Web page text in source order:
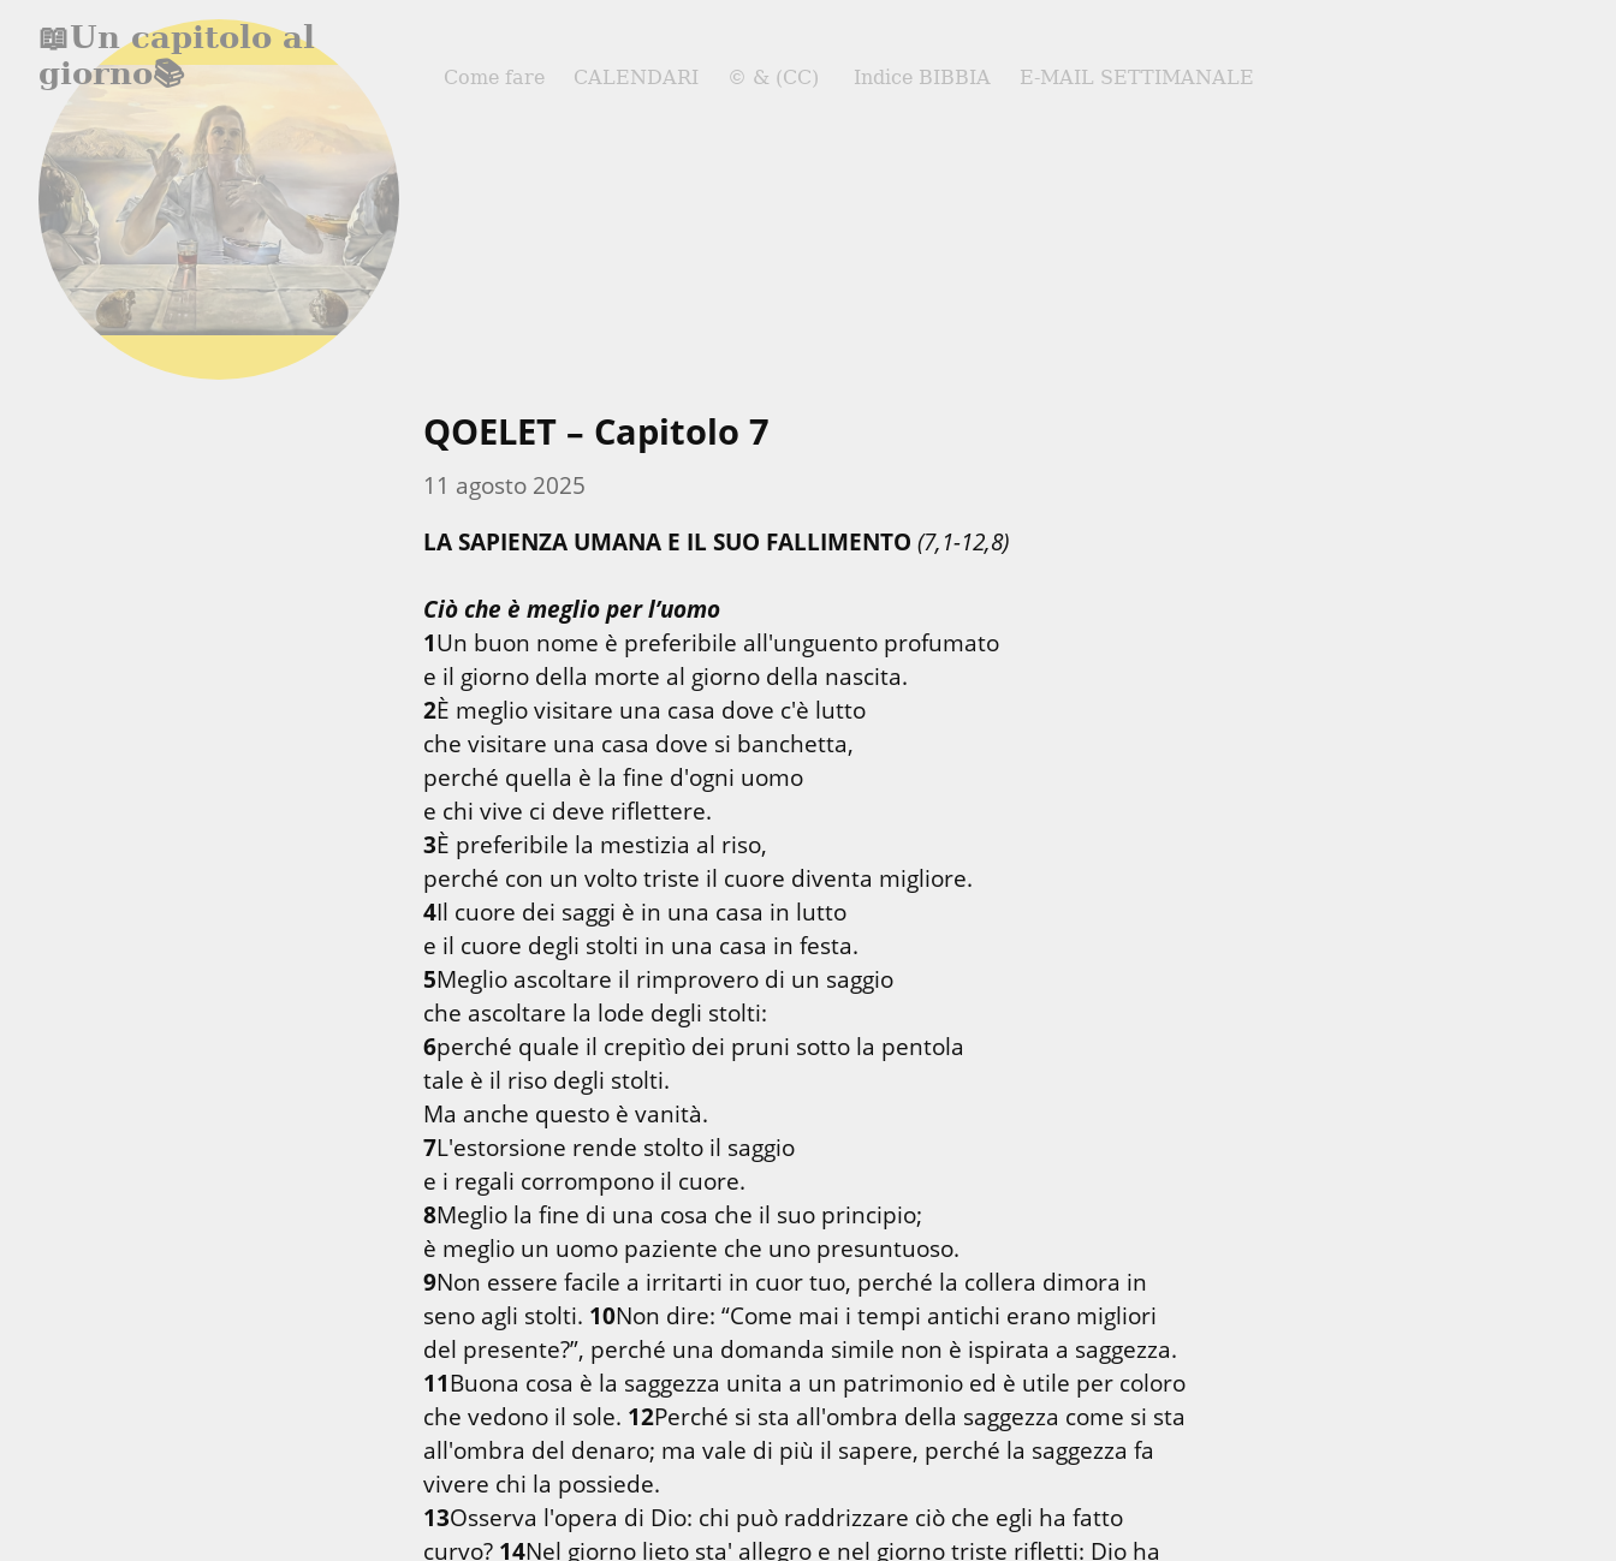
📖Un capitolo al
giorno📚
Come fare CALENDARI © & (CC) Indice BIBBIA E-MAIL SETTIMANALE
QOELET – Capitolo 7
11 agosto 2025
LA SAPIENZA UMANA E IL SUO FALLIMENTO (7,1-12,8)
Ciò che è meglio per l’uomo
1Un buon nome è preferibile all'unguento profumato
2È meglio visitare una casa dove c'è lutto
che visitare una casa dove si banchetta,
perché quella è la fine d'ogni uomo
3È preferibile la mestizia al riso,
4Il cuore dei saggi è in una casa in lutto
5Meglio ascoltare il rimprovero di un saggio
6perché quale il crepitìo dei pruni sotto la pentola
tale è il riso degli stolti.
7L'estorsione rende stolto il saggio
8Meglio la fine di una cosa che il suo principio;
9Non essere facile a irritarti in cuor tuo, perché la collera dimora in
seno agli stolti. 10Non dire: “Come mai i tempi antichi erano migliori
11Buona cosa è la saggezza unita a un patrimonio ed è utile per coloro
che vedono il sole. 12Perché si sta all'ombra della saggezza come si sta
all'ombra del denaro; ma vale di più il sapere, perché la saggezza fa
13Osserva l'opera di Dio: chi può raddrizzare ciò che egli ha fatto
curvo? 14Nel giorno lieto sta' allegro e nel giorno triste rifletti: Dio ha